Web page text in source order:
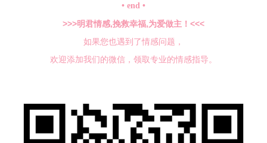
• end •
>>>明君情感,挽救幸福,为爱做主！<<<
如果您也遇到了情感问题，
欢迎添加我们的微信，领取专业的情感指导。